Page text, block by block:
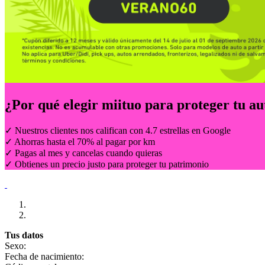
¿Por qué elegir miituo para proteger tu
✓ Nuestros clientes nos califican con 4.7 estrellas en Google
✓ Ahorras hasta el 70% al pagar por km
✓ Pagas al mes y cancelas cuando quieras
✓ Obtienes un precio justo para proteger tu patrimonio
Tus datos
Sexo:
Fecha de nacimiento: